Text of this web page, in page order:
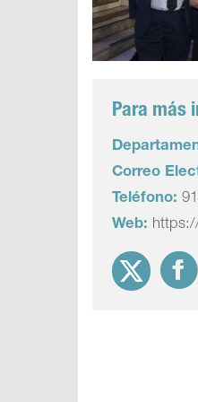
Para más
Correo
Teléfono:
Web: